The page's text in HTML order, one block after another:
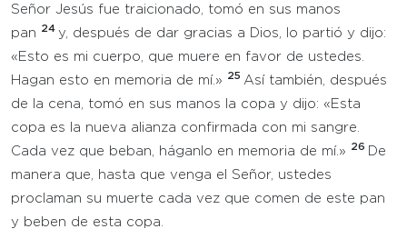
Señor Jesús fue traicionado, tomó en sus manos
pan
24 y, después de dar gracias a Dios, lo partió y dijo:
«Esto es mi cuerpo, que muere en favor de ustedes.
Hagan esto en memoria de mí.»
25 Así también, después
de la cena, tomó en sus manos la copa y dijo: «Esta
copa es la nueva alianza confirmada con mi sangre.
Cada vez que beban, háganlo en memoria de mí.»
26
De
manera que, hasta que venga el Señor, ustedes
proclaman su muerte cada vez que comen de este pan
y beben de esta copa.